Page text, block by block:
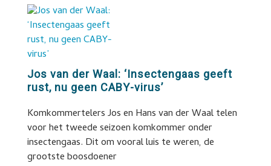
Jos van der Waal: ‘Insectengaas geeft
rust, nu geen CABY-virus’
Komkommertelers Jos en Hans van der Waal telen
voor het tweede seizoen komkommer onder
insectengaas. Dit om vooral luis te weren, de
grootste boosdoener